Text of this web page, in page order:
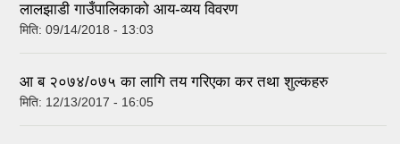
लालझाडी गाउँपालिकाको आय-व्यय विवरण
मिति: 09/14/2018 - 13:03
आ ब २०७४/०७५ का लागि तय गरिएका कर तथा शुल्कहरु
मिति: 12/13/2017 - 16:05